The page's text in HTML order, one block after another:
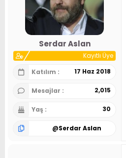
h
i
Serdar Aslan
Kayıtlı Üye
Katılım
17 Haz 2018
Mesajlar 2,015
Yaş 30
@Serdar Aslan